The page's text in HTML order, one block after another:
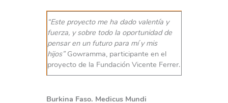
“Este proyecto me ha dado valentía y
fuerza, y sobre todo la oportunidad de
pensar en un futuro para mí y mis
hijos”Gowramma, participante en el
proyecto de la Fundación Vicente Ferrer.
Burkina Faso. Medicus Mundi